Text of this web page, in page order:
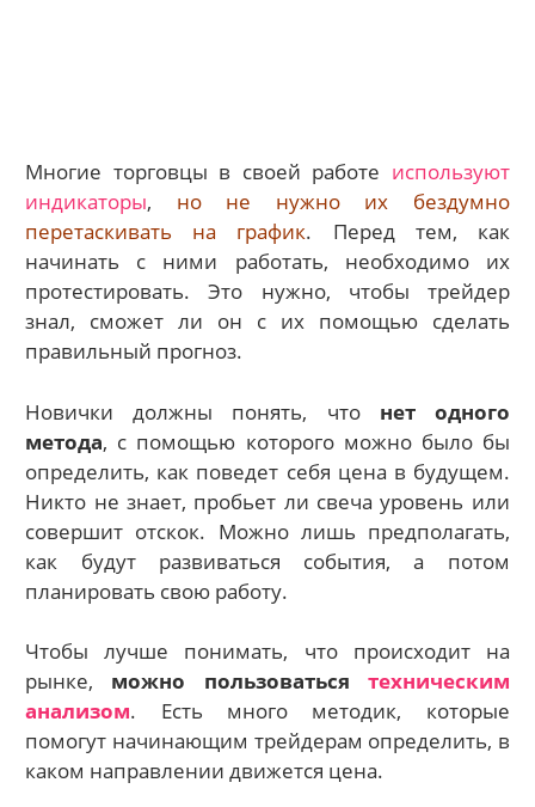
Многие торговцы в своей работе используют
индикаторы, но не нужно их бездумно
перетаскивать на график. Перед тем, как
начинать с ними работать, необходимо их
протестировать. Это нужно, чтобы трейдер
знал, сможет ли он с их помощью сделать
правильный прогноз.
Новички должны понять, что нет одного
метода, с помощью которого можно было бы
определить, как поведет себя цена в будущем.
Никто не знает, пробьет ли свеча уровень или
совершит отскок. Можно лишь предполагать,
как будут развиваться события, а потом
планировать свою работу.
Чтобы лучше понимать, что происходит на
рынке, можно пользоваться техническим
анализом. Есть много методик, которые
помогут начинающим трейдерам определить, в
каком направлении движется цена.